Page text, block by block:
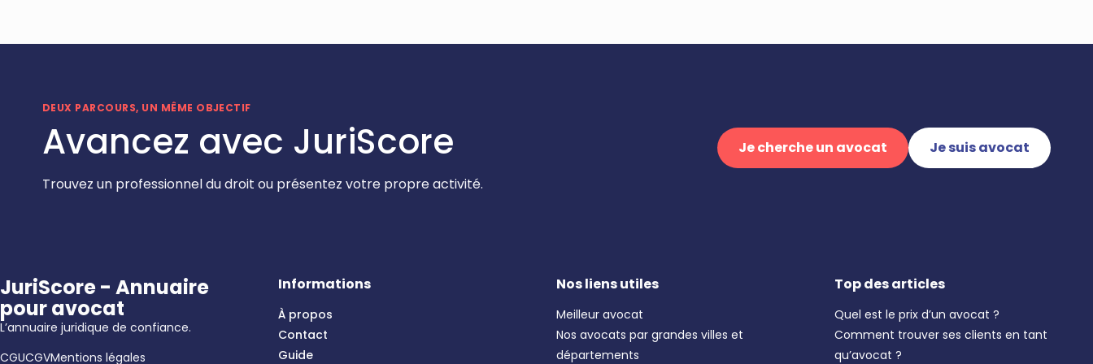
DEUX PARCOURS, UN MÊME OBJECTIF
Avancez avec JuriScore
Trouvez un professionnel du droit ou présentez votre propre activité.
Je cherche un avocat Je suis avocat
JuriScore - Annuaire
pour avocat
L’annuaire juridique de confiance.
CGUCGVMentions légales
Informations
À propos
Contact
Guide
Nos liens utiles
Meilleur avocat
Nos avocats par grandes villes et
départements
Top des articles
Quel est le prix d’un avocat ?
Comment trouver ses clients en tant
qu’avocat ?